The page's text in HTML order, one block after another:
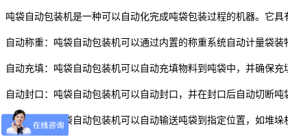
吨袋自动包装机是一种可以自动化完成吨袋包装过程的机器。它具
自动称重：吨袋自动包装机可以通过内置的称重系统自动计量袋装
自动充填：吨袋自动包装机可以自动充填物料到吨袋中，并确保充
自动封口：吨袋自动包装机可以自动封口，并在封口后自动切断吨
自动输送：吨袋自动包装机可以自动输送吨袋到指定位置，如堆垛